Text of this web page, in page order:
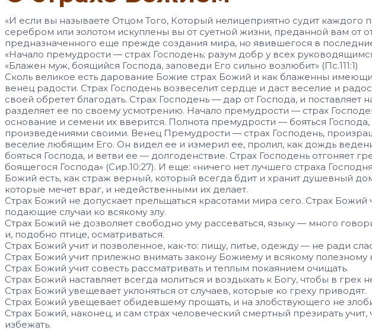
«И если вы называете Отцом Того, Который нелицеприятно судит каждого
серебром или золотом искуплены вы от сует­ной жизни, преданной вам от
предназначенного еще прежде создания мира, но явившегося в последние
«Начало премудрости — страх Господень; разум добр у всех
«Блажен муж, боящийся Гос­пода, заповеди Его сильно возлюбит» (Пс.111:1)
Сколь великое есть дарование Божие страх Божий и как блаженны
венец радости. Страх Господень возвеселит сердце и даст весе­лие и
своей обретет благодать. Страх Господень — дар от Господа, и
разделяет ее по своему ус­мотрению. Начало премудрости — страх
основание и семени их вверится. Полнота премудрости — бояться
произведе­ниями своими. Венец Премудрости — страх Господень,
веселие любя­щим Его. Он видел ее и измерил ее, пролил, как дождь
бояться Господа, и ветви ее — долгоденствие. Страх Господень отгоняет
боящегося Господа» (Сир.10:27). И еще: «ничего нет лучшего страха
Божий есть, как страж верный, который всегда бдит и хранит душевный
которые мечет враг, и недейственными их делает.
Страх Божий не допускает прельщаться красотами мира сего. Страх Божий
подающие случаи ко всякому злу.
Страх Божий не дозволяет свободно уму рассеваться, языку — много
и, подобно птице, ос­матриваться.
Страх Божий учит и позволенное, как-то: пищу, питье, одежду — не ради
Страх Божий учит прилежно внимать зако­ну Божиему и всякому
Страх Божий учит совесть рассматривать и теплым покаянием очищать.
Страх Божий наставляет всегда молиться и воздыхать к Богу, чтобы в грех
Страх Божий увещевает уклоняться от слу­чаев, которые ко греху приводят.
Страх Божий увещевает обидевшему про­щать, и на злобствующего не
Страх Божий, наконец, и сам страх челове­ческий смертный презирать
избежать.